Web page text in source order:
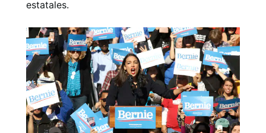
estatales.